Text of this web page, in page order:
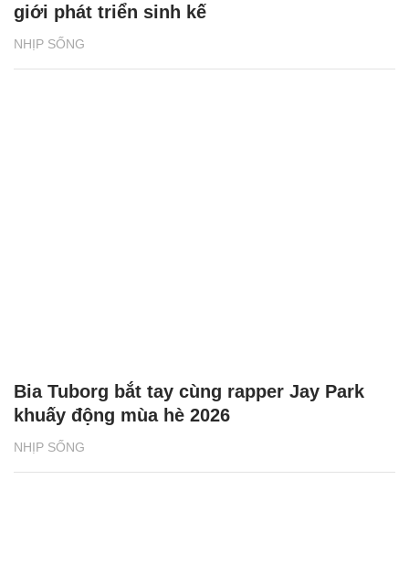
NHỊP SỐNG
giới phát triển sinh kế
NHỊP SỐNG
Bia Tuborg bắt tay cùng rapper Jay Park
khuấy động mùa hè 2026